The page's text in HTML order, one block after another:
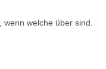
welche über sind.